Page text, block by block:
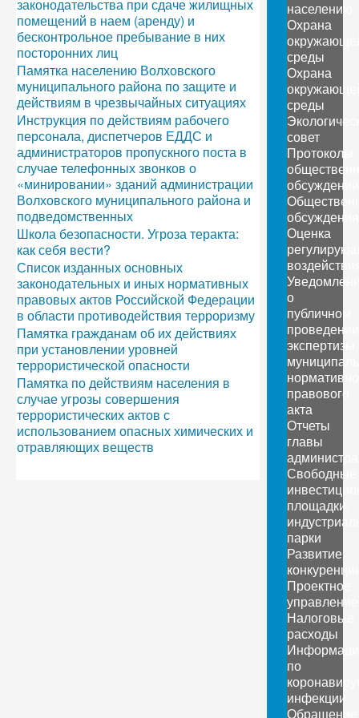
законодательства при сдаче жилищных
помещений в наем (аренду) и
бесконтрольное пребывание в них
посторонних лиц
Памятка населению Волховского
муниципального района по защите и
действиям в чрезвычайных ситуациях
Инструкция по действиям рабочего
персонала, диспетчеров ЕДДС и
администраторов пропускного поста в
случае телефонных звонков о
«минировании» зданий администрации
Волховского муниципального района и
подведомственных
Школа безопасности. Угроза теракта:
как себя вести?
Список изданных основных
законодательных и иных нормативных
правовых актов Российской Федерации
в области противодействия терроризму
Памятка гражданам об их действиях
при установлении уровней
террористической опасности
Памятка по действиям населения в
случае угрозы совершения
террористических актов с
использованием опасных химических и
отравляющих веществ
населению
Охрана
среды
Охрана
среды
совет
Протоколы
обсуждений
обсуждения
Оценка
о
публичном
проведении
экспертизы
правового
акта
Отчеты
главы
Свободные
площадки,
парки
Развитие
Проектное
управление
Налоговые
расходы
по
инфекции
Обращение